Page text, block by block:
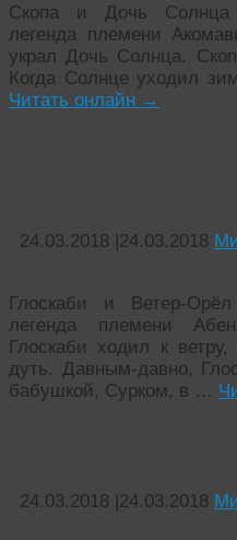
Скопа и Дочь Солнца
легенда племени
украл Дочь Солнца.
Когда Солнце уходил
Читать онлайн →
24.03.2018 24.03.2018
Глоскаби и Ветер-
легенда племени
Глоскаби ходил к
дуть. Давным-давно,
бабушкой, Сурком, в …
24.03.2018 24.03.2018